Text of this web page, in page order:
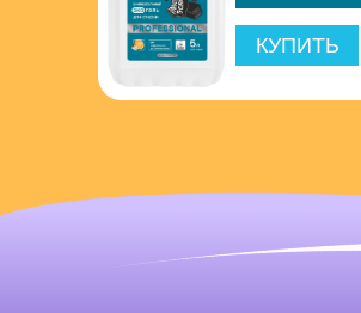
КУПИТЬ